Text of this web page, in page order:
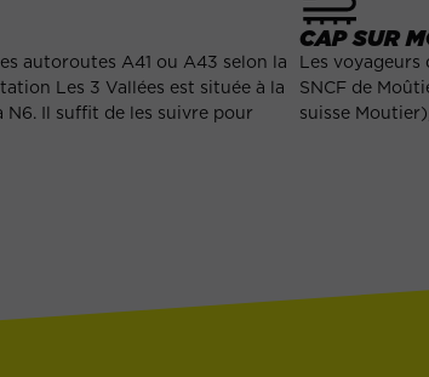
autoroutes A41 ou A43 selon la
Les 3 Vallées est située à la
Il suffit de les suivre pour
CAP SUR
Les
SNCF de
suisse